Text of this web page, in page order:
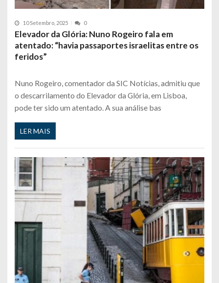
10 Setembro, 2025 0
Elevador da Glória: Nuno Rogeiro fala em
atentado: “havia passaportes israelitas entre os
feridos”
Nuno Rogeiro, comentador da SIC Notícias, admitiu que
o descarrilamento do Elevador da Glória, em Lisboa,
pode ter sido um atentado. A sua análise bas
LER MAIS